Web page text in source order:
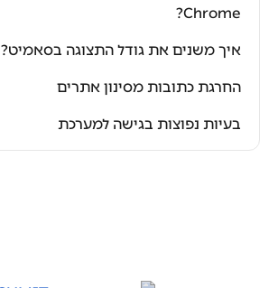
Chrome?
איך משנים את גודל התצוגה בסאמיט?
החרגת כתובות מסינון אתרים
בעיות נפוצות בגישה למערכת